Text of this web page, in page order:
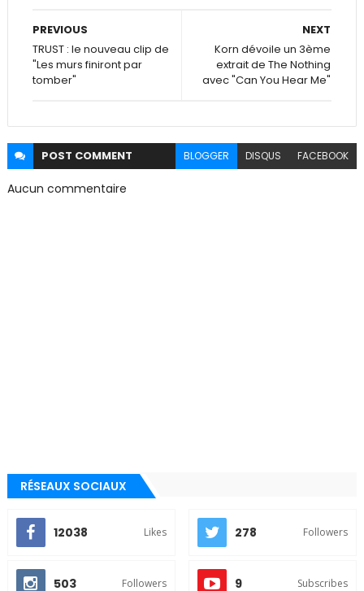
NEXT
Korn dévoile un 3ème
extrait de The Nothing
avec "Can You Hear Me"
PREVIOUS
TRUST : le nouveau clip de
"Les murs finiront par
tomber"
POST COMMENT BLOGGER DISQUS FACEBOOK
Aucun commentaire
RÉSEAUX SOCIAUX
12038 Likes 278 Followers
503 Followers 9 Subscribes